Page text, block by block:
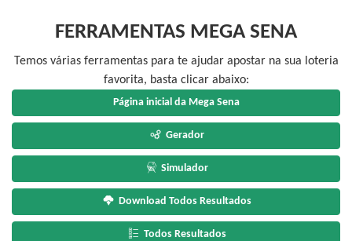
FERRAMENTAS MEGA SENA
Temos várias ferramentas para te ajudar apostar na sua loteria
favorita, basta clicar abaixo:
Página inicial da Mega Sena
Gerador
Simulador
Download Todos Resultados
Todos Resultados